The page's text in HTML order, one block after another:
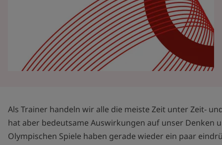
Als Trainer handeln wir alle die meiste Zeit unter Zeit-
hat aber bedeutsame Auswirkungen auf unser Denken
Olympischen Spiele haben gerade wieder ein paar